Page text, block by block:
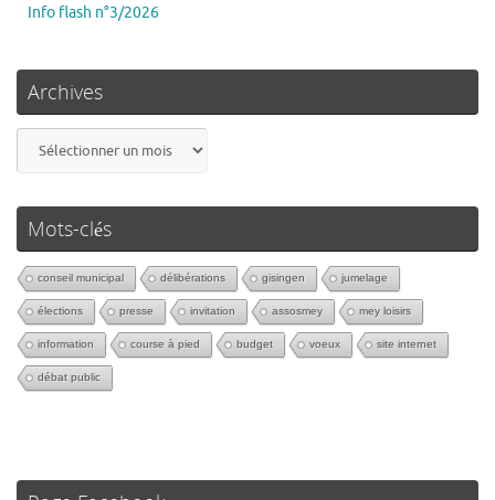
Info flash n°3/2026
Archives
Mots-clés
conseil municipal délibérations gisingen jumelage
élections presse invitation assosmey mey loisirs
information course à pied budget voeux site internet
débat public